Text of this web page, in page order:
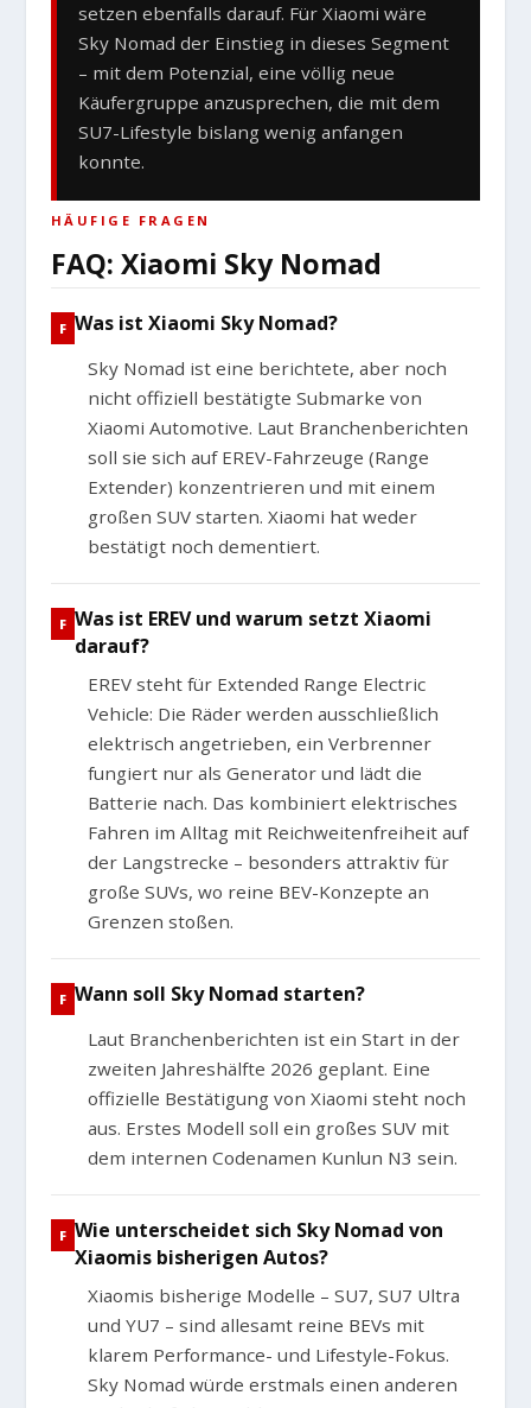
setzen ebenfalls darauf. Für Xiaomi wäre
Sky Nomad der Einstieg in dieses Segment
– mit dem Potenzial, eine völlig neue
Käufergruppe anzusprechen, die mit dem
SU7-Lifestyle bislang wenig anfangen
konnte.
HÄUFIGE FRAGEN
FAQ: Xiaomi Sky Nomad
Was ist Xiaomi Sky Nomad?
Sky Nomad ist eine berichtete, aber noch
nicht offiziell bestätigte Submarke von
Xiaomi Automotive. Laut Branchenberichten
soll sie sich auf EREV-Fahrzeuge (Range
Extender) konzentrieren und mit einem
großen SUV starten. Xiaomi hat weder
bestätigt noch dementiert.
Was ist EREV und warum setzt Xiaomi
darauf?
EREV steht für Extended Range Electric
Vehicle: Die Räder werden ausschließlich
elektrisch angetrieben, ein Verbrenner
fungiert nur als Generator und lädt die
Batterie nach. Das kombiniert elektrisches
Fahren im Alltag mit Reichweitenfreiheit auf
der Langstrecke – besonders attraktiv für
große SUVs, wo reine BEV-Konzepte an
Grenzen stoßen.
Wann soll Sky Nomad starten?
Laut Branchenberichten ist ein Start in der
zweiten Jahreshälfte 2026 geplant. Eine
offizielle Bestätigung von Xiaomi steht noch
aus. Erstes Modell soll ein großes SUV mit
dem internen Codenamen Kunlun N3 sein.
Wie unterscheidet sich Sky Nomad von
Xiaomis bisherigen Autos?
Xiaomis bisherige Modelle – SU7, SU7 Ultra
und YU7 – sind allesamt reine BEVs mit
klarem Performance- und Lifestyle-Fokus.
Sky Nomad würde erstmals einen anderen